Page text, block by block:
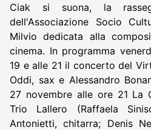
Ciak si suona, la
dell'Associazione Socio
Milvio dedicata alla
cinema. In programma
19 e alle 21 il concerto del
Oddi, sax e Alessandro
27 novembre alle ore 21 La
Trio Lallero (Raffaela
Antonietti, chitarra; Denis